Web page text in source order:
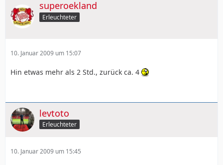
superoekland
Erleuchteter
10. Januar 2009 um 15:07
Hin etwas mehr als 2 Std., zurück ca. 4
levtoto
Erleuchteter
10. Januar 2009 um 15:45